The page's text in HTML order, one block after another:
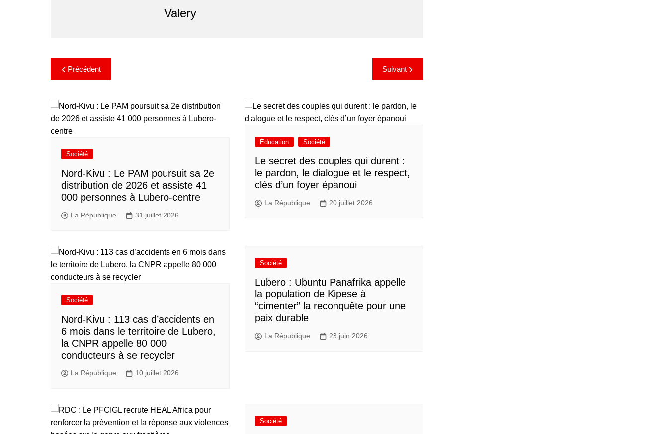
Valery
Précédent Suivant
Société
Nord-Kivu : Le PAM poursuit sa 2e
distribution de 2026 et assiste 41
000 personnes à Lubero-centre
La République 31 juillet 2026
Éducation Société
Le secret des couples qui durent :
le pardon, le dialogue et le respect,
clés d’un foyer épanoui
La République 20 juillet 2026
Société
Nord-Kivu : 113 cas d’accidents en
6 mois dans le territoire de Lubero,
la CNPR appelle 80 000
conducteurs à se recycler
La République 10 juillet 2026
Société
Lubero : Ubuntu Panafrika appelle
la population de Kipese à
“cimenter” la reconquête pour une
paix durable
La République 23 juin 2026
Société